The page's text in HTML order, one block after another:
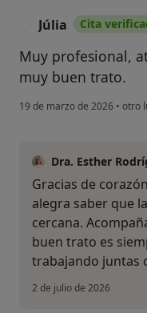
Júlia Cita
Muy profesional,
muy buen trato.
19 de marzo de 2026 • otro
Dra. Esther
Gracias de
alegra saber que
cercana.
buen trato es
trabajando juntas
2 de julio de 2026